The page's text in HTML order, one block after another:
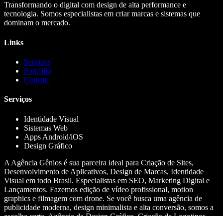
Transformando o digital com design de alta performance e
tecnologia. Somos especialistas em criar marcas e sistemas que
dominam o mercado.
Links
Serviços
Portfólio
Contato
Serviços
Identidade Visual
Sistemas Web
Apps Android/iOS
Design Gráfico
A Agência Gênios é sua parceira ideal para Criação de Sites,
Desenvolvimento de Aplicativos, Design de Marcas, Identidade
Visual em todo Brasil. Especialistas em SEO, Marketing Digital e
Lançamentos. Fazemos edição de vídeo profissional, motion
graphics e filmagem com drone. Se você busca uma agência de
publicidade moderna, design minimalista e alta conversão, somos a